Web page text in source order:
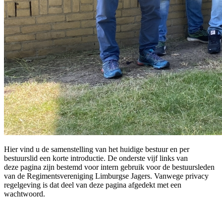
Hier vind u de samenstelling van het huidige bestuur en per
bestuurslid een korte introductie. De onderste vijf links van
deze pagina zijn bestemd voor intern gebruik voor de bestuursleden
van de Regimentsvereniging Limburgse Jagers. Vanwege privacy
regelgeving is dat deel van deze pagina afgedekt met een
wachtwoord.